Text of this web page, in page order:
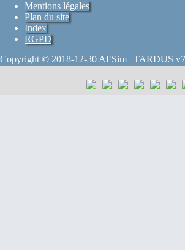
Mentions légales
Plan du site
Index
RGPD
Copyright © 2018-12-30 AFSim | TARDUS